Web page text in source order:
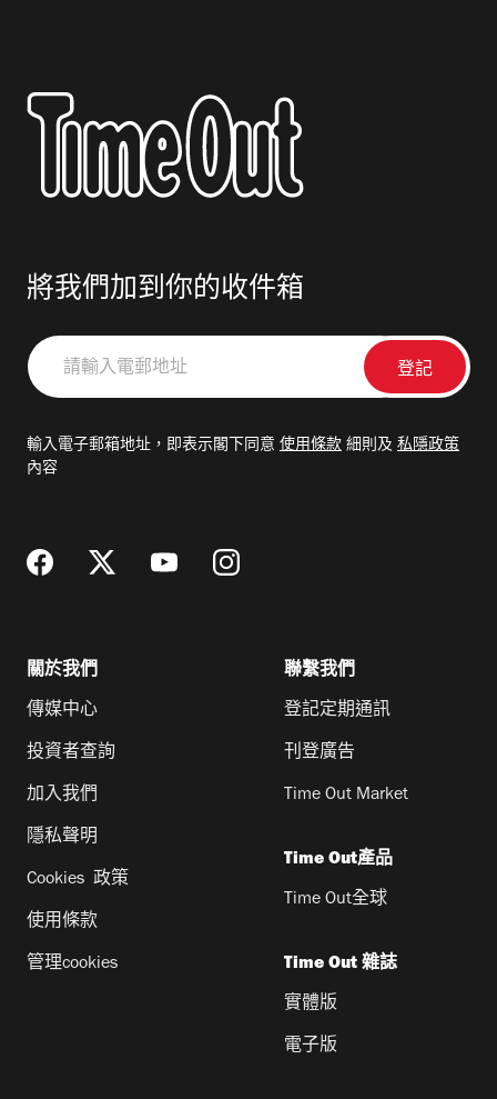
將我們加到你的收件箱
請
輸
郵
輸入電子郵箱地址，即表示閣下同意 使用條款 細則及 私隱政策
內容
關於我們
傳媒中心
投資者查詢
加入我們
隱私聲明
Cookies 政策
使用條款
管理cookies
聯繫我們
登記定期通訊
刊登廣告
Time Out Market
Time Out產品
Time Out全球
Time Out 雜誌
實體版
電子版